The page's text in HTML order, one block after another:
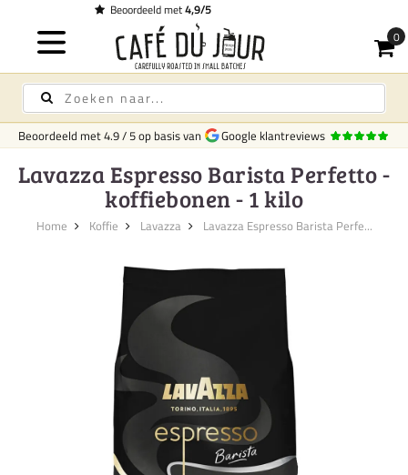
Beoordeeld met4.9/5op basis van Google klantreviews
Lavazza Espresso Barista Perfetto -
koffiebonen - 1 kilo
Home Koffie Lavazza Lavazza Espresso Barista Perfe...